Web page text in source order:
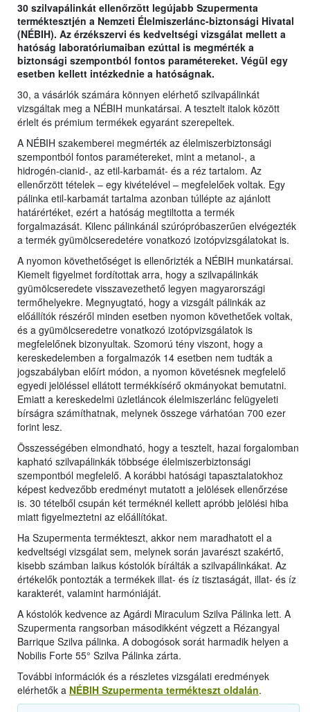
30 szilvapálinkát ellenőrzött legújabb Szupermenta
terméktesztjén a Nemzeti Élelmiszerlánc-biztonsági Hivatal
(NÉBIH). Az érzékszervi és kedveltségi vizsgálat mellett a
hatóság laboratóriumaiban ezúttal is megmérték a
biztonsági szempontból fontos paramétereket. Végül egy
esetben kellett intézkednie a hatóságnak.
30, a vásárlók számára könnyen elérhető szilvapálinkát
vizsgáltak meg a NÉBIH munkatársai. A tesztelt italok között
érlelt és prémium termékek egyaránt szerepeltek.
A NÉBIH szakemberei megmérték az élelmiszerbiztonsági
szempontból fontos paramétereket, mint a metanol-, a
hidrogén-cianid-, az etil-karbamát- és a réz tartalom. Az
ellenőrzött tételek – egy kivételével – megfelelőek voltak. Egy
pálinka etil-karbamát tartalma azonban túllépte az ajánlott
határértéket, ezért a hatóság megtiltotta a termék
forgalmazását. Kilenc pálinkánál szúrópróbaszerűen elvégezték
a termék gyümölcseredetére vonatkozó izotópvizsgálatokat is.
A nyomon követhetőséget is ellenőrizték a NÉBIH munkatársai.
Kiemelt figyelmet fordítottak arra, hogy a szilvapálinkák
gyümölcseredete visszavezethető legyen magyarországi
termőhelyekre. Megnyugtató, hogy a vizsgált pálinkák az
előállítók részéről minden esetben nyomon követhetőek voltak,
és a gyümölcseredetre vonatkozó izotópvizsgálatok is
megfelelőnek bizonyultak. Szomorú tény viszont, hogy a
kereskedelemben a forgalmazók 14 esetben nem tudták a
jogszabályban előírt módon, a nyomon követésnek megfelelő
egyedi jelöléssel ellátott termékkísérő okmányokat bemutatni.
Emiatt a kereskedelmi üzletláncok élelmiszerlánc felügyeleti
bírságra számíthatnak, melynek összege várhatóan 700 ezer
forint lesz.
Összességében elmondható, hogy a tesztelt, hazai forgalomban
kapható szilvapálinkák többsége élelmiszerbiztonsági
szempontból megfelelő. A korábbi hatósági tapasztalatokhoz
képest kedvezőbb eredményt mutatott a jelölések ellenőrzése
is. 30 tételből csupán két terméknél kellett apróbb jelölési hiba
miatt figyelmeztetni az előállítókat.
Ha Szupermenta termékteszt, akkor nem maradhatott el a
kedveltségi vizsgálat sem, melynek során javarészt szakértő,
kisebb számban laikus kóstolók bírálták a szilvapálinkákat. Az
értékelők pontozták a termékek illat- és íz tisztaságát, illat- és íz
karakterét, valamint harmóniáját.
A kóstolók kedvence az Agárdi Miraculum Szilva Pálinka lett. A
Szupermenta rangsorban másodikként végzett a Rézangyal
Barrique Szilva pálinka. A dobogósok sorát harmadik helyen a
Nobilis Forte 55° Szilva Pálinka zárta.
További információk és a részletes vizsgálati eredmények
elérhetők a NÉBIH Szupermenta termékteszt oldalán.